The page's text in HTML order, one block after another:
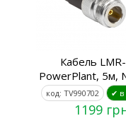
Кабель
PowerPlant, 5м,
код: TV990702 ✔ в
1199